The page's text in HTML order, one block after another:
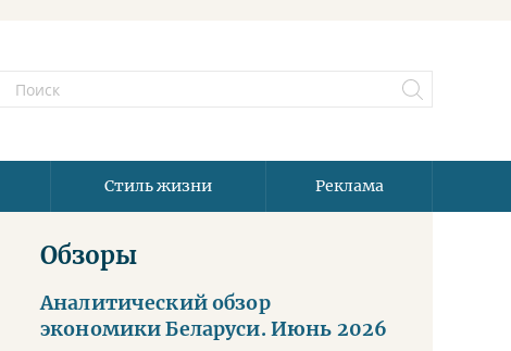
Стиль жизни Реклама
Обзоры
Аналитический обзор
экономики Беларуси. Июнь 2026